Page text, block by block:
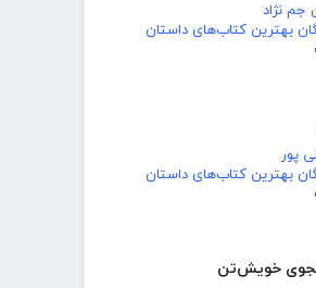
جم نژاد
بهترین کتاب‌های داستان
پور
بهترین کتاب‌های داستان
خویش‌تن